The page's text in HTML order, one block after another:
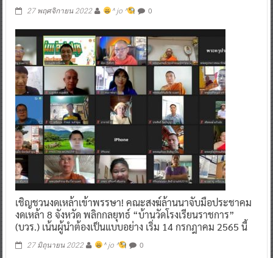
27 พฤศจิกายน 2022 ^ jo ^ 0
เชิญชวนงดเหล้าเข้าพรรษา! คณะสงฆ์ล้านนาจับมือประชาคม
งดเหล้า 8 จังหวัด พลิกกลยุทธ์ “บ้านวัดโรงเรียนราชการ”
(บวร.) เน้นผู้นำต้องเป็นแบบอย่าง เริ่ม 14 กรกฎาคม 2565 นี้
27 มิถุนายน 2022 ^ jo ^ 0